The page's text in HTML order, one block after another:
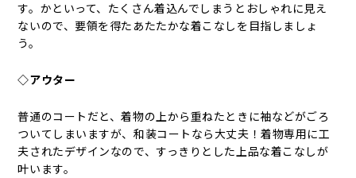
す。かといって、たくさん着込んでしまうとおしゃれに見え
ないので、要領を得たあたたかな着こなしを目指しましょ
う。
◇アウター
普通のコートだと、着物の上から重ねたときに袖などがごろ
ついてしまいますが、和装コートなら大丈夫！着物専用に工
夫されたデザインなので、すっきりとした上品な着こなしが
叶います。